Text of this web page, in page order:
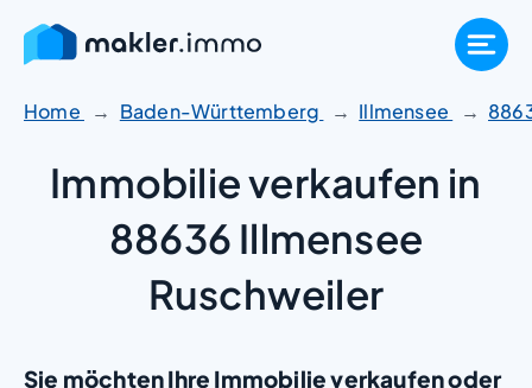
Zum
Inhalt
springen
Home Baden-Württemberg Illmensee
Immobilie verkaufen in
88636 Illmensee
Ruschweiler
Sie möchten Ihre Immobilie verkaufen oder